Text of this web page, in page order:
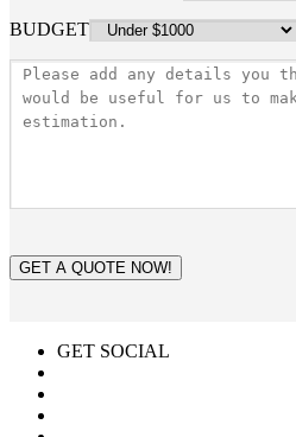
BUDGET
GET A QUOTE NOW!
GET SOCIAL